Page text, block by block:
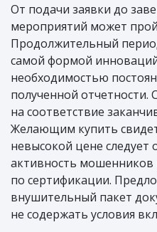
От подачи заявки до
мероприятий может
Продолжительный
самой формой
необходимостью
полученной
на соответствие
Желающим купить
невысокой цене
активность мошенников
по сертификации.
внушительный пакет
не содержать условия